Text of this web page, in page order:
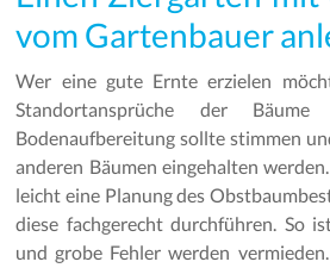
vom Gartenbauer
Wer eine gute Ernte erzielen
Standortansprüche der
Bodenaufbereitung sollte stimmen
anderen Bäumen eingehalten
leicht eine Planung des
diese fachgerecht durchführen. So
und grobe Fehler werden